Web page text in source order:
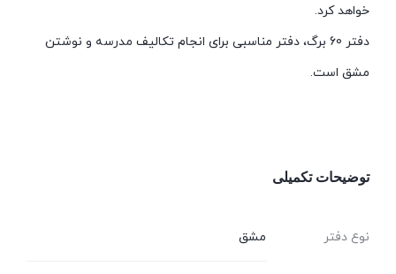
خواهد کرد.
دفتر 60 برگ، دفتر مناسبی برای انجام تکالیف مدرسه و نوشتن
مشق است.
توضیحات تکمیلی
نوع دفتر مشق